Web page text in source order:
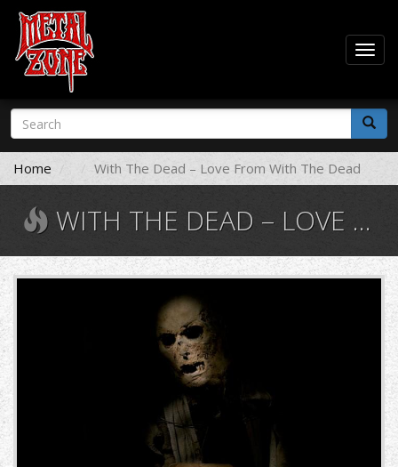
Skip
main
content
Search
form
Search
Home With The Dead – Love From With The Dead
WITH THE DEAD – LOVE FROM WITH THE DEAD
with-